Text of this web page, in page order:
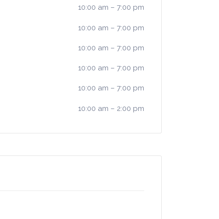
10:00 am – 7:00 pm
10:00 am – 7:00 pm
10:00 am – 7:00 pm
10:00 am – 7:00 pm
10:00 am – 7:00 pm
10:00 am – 2:00 pm